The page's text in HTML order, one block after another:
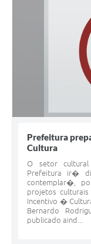
Prefeitura
Cultura
O setor
Prefeitura ir�
contemplar�,
projetos
Incentivo �
Bernardo
publicado aind...